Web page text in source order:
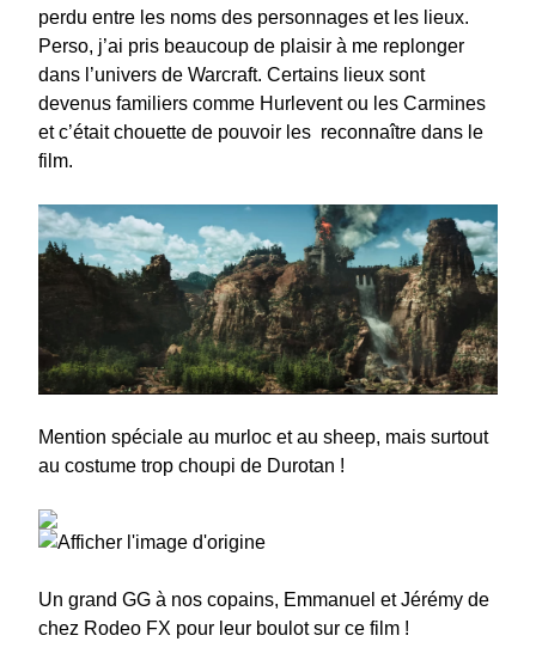
perdu entre les noms des personnages et les lieux.
Perso, j’ai pris beaucoup de plaisir à me replonger
dans l’univers de Warcraft. Certains lieux sont
devenus familiers comme Hurlevent ou les Carmines
et c’était chouette de pouvoir les reconnaître dans le
film.
Mention spéciale au murloc et au sheep, mais surtout
au costume trop choupi de Durotan !
Un grand GG à nos copains, Emmanuel et Jérémy de
chez Rodeo FX pour leur boulot sur ce film !